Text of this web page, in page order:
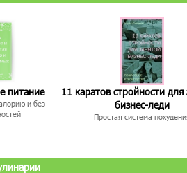
питание
и без
11 каратов стройности для
бизнес-леди
Простая система